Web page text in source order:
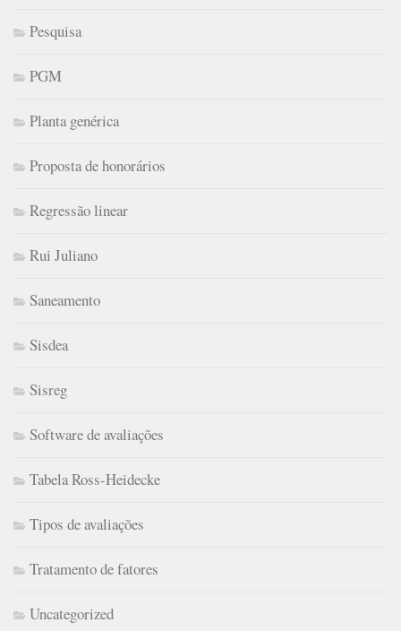
Pesquisa
PGM
Planta genérica
Proposta de honorários
Regressão linear
Rui Juliano
Saneamento
Sisdea
Sisreg
Software de avaliações
Tabela Ross-Heidecke
Tipos de avaliações
Tratamento de fatores
Uncategorized